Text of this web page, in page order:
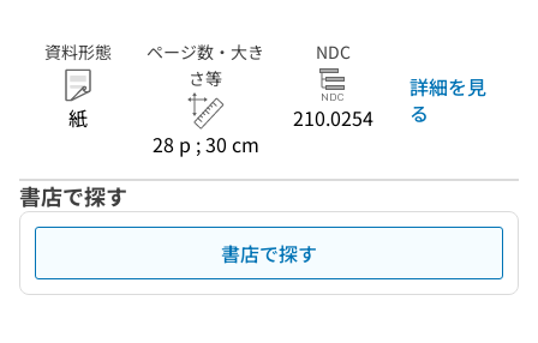
資料形態
紙
ページ数・大き
さ等
28 p ; 30 cm
NDC
210.0254
詳細を見
る
書店で探す
書店で探す